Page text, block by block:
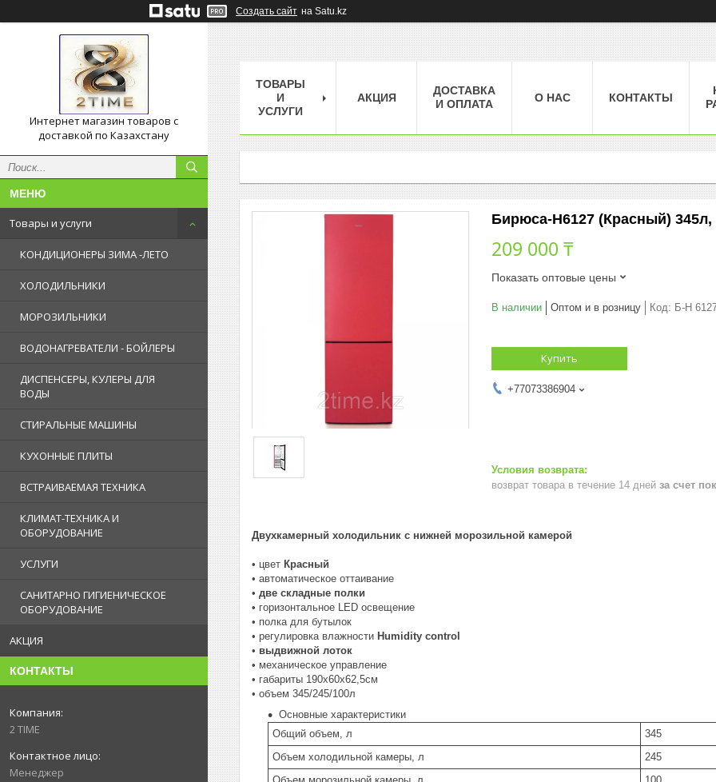
Создать сайт на Satu.kz
Интернет магазин товаров с
доставкой по Казахстану
Товары и услуги
КОНДИЦИОНЕРЫ ЗИМА -ЛЕТО
ХОЛОДИЛЬНИКИ
МОРОЗИЛЬНИКИ
ВОДОНАГРЕВАТЕЛИ - БОЙЛЕРЫ
ДИСПЕНСЕРЫ, КУЛЕРЫ ДЛЯ
ВОДЫ
СТИРАЛЬНЫЕ МАШИНЫ
КУХОННЫЕ ПЛИТЫ
ВСТРАИВАЕМАЯ ТЕХНИКА
КЛИМАТ-ТЕХНИКА И
ОБОРУДОВАНИЕ
УСЛУГИ
САНИТАРНО ГИГИЕНИЧЕСКОЕ
ОБОРУДОВАНИЕ
АКЦИЯ
КОНТАКТЫ
2 TIME
Менеджер
ТОВАРЫ
И
УСЛУГИ
АКЦИЯ
ДОСТАВКА
И ОПЛАТА
О НАС КОНТАКТЫ
Бирюса-H6127 (Красный) 345л,
209 000 ₸
Показать оптовые цены
В наличии Оптом и в розницу Код: Б-H
Купить
+77073386904
возврат товара в течение 14 дней за счет
Двухкамерный холодильник с нижней морозильной камерой
• цвет Красный
• автоматическое оттаивание
• две складные полки
• горизонтальное LED освещение
• полка для бутылок
• регулировка влажности Humidity control
• выдвижной лоток
• механическое управление
• габариты 190х60х62,5см
• объем 345/245/100л
Основные характеристики
Общий объем, л
345
Объем холодильной камеры, л
245